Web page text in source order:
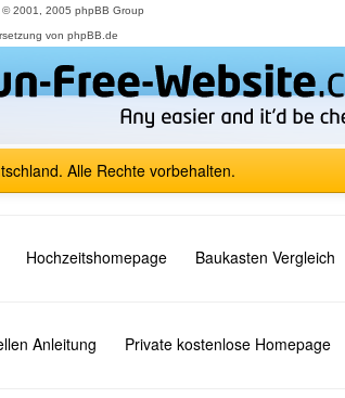
© 2001, 2005 phpBB Group
von phpBB.de
Alle Rechte vorbehalten.
Hochzeitshomepage Baukasten Vergleich
Anleitung Private kostenlose Homepage